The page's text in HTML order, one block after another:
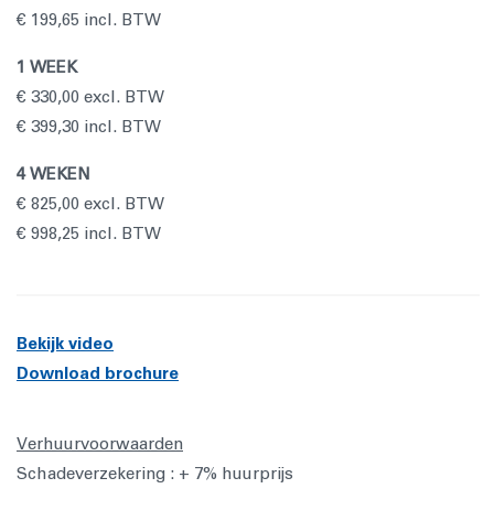
€ 199,65 incl. BTW
1 WEEK
€ 330,00 excl. BTW
€ 399,30 incl. BTW
4 WEKEN
€ 825,00 excl. BTW
€ 998,25 incl. BTW
Bekijk video
Download brochure
Verhuurvoorwaarden
Schadeverzekering : + 7% huurprijs